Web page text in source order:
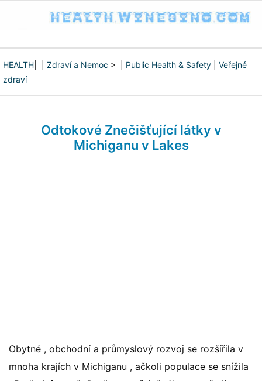
HEALTH Zdraví a Nemoc > | Public Health & Safety
Veřejné
zdraví
Odtokové Znečišťující látky v
Michiganu v Lakes
Obytné , obchodní a průmyslový rozvoj se rozšířila v
mnoha krajích v Michiganu , ačkoli populace se snížila